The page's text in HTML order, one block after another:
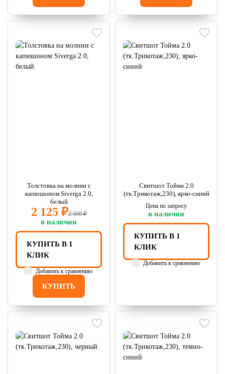
Толстовка на молнии с
капюшоном Siverga 2.0,
белый
2 125 ₽2 500 ₽
в наличии
КУПИТЬ
КУПИТЬ В 1
КЛИК
Добавить к сравнению
Свитшот Тойма 2.0
(тк.Трикотаж,230), ярко-синий
Цена по запросу
в наличии
КУПИТЬ В 1
КЛИК
Добавить к сравнению